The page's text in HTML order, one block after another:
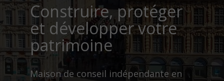
Construire, protéger
et développer votre
patrimoine
Maison de conseil indépendante en